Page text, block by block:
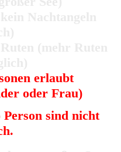
erlaubt
oder Frau)
sind nicht